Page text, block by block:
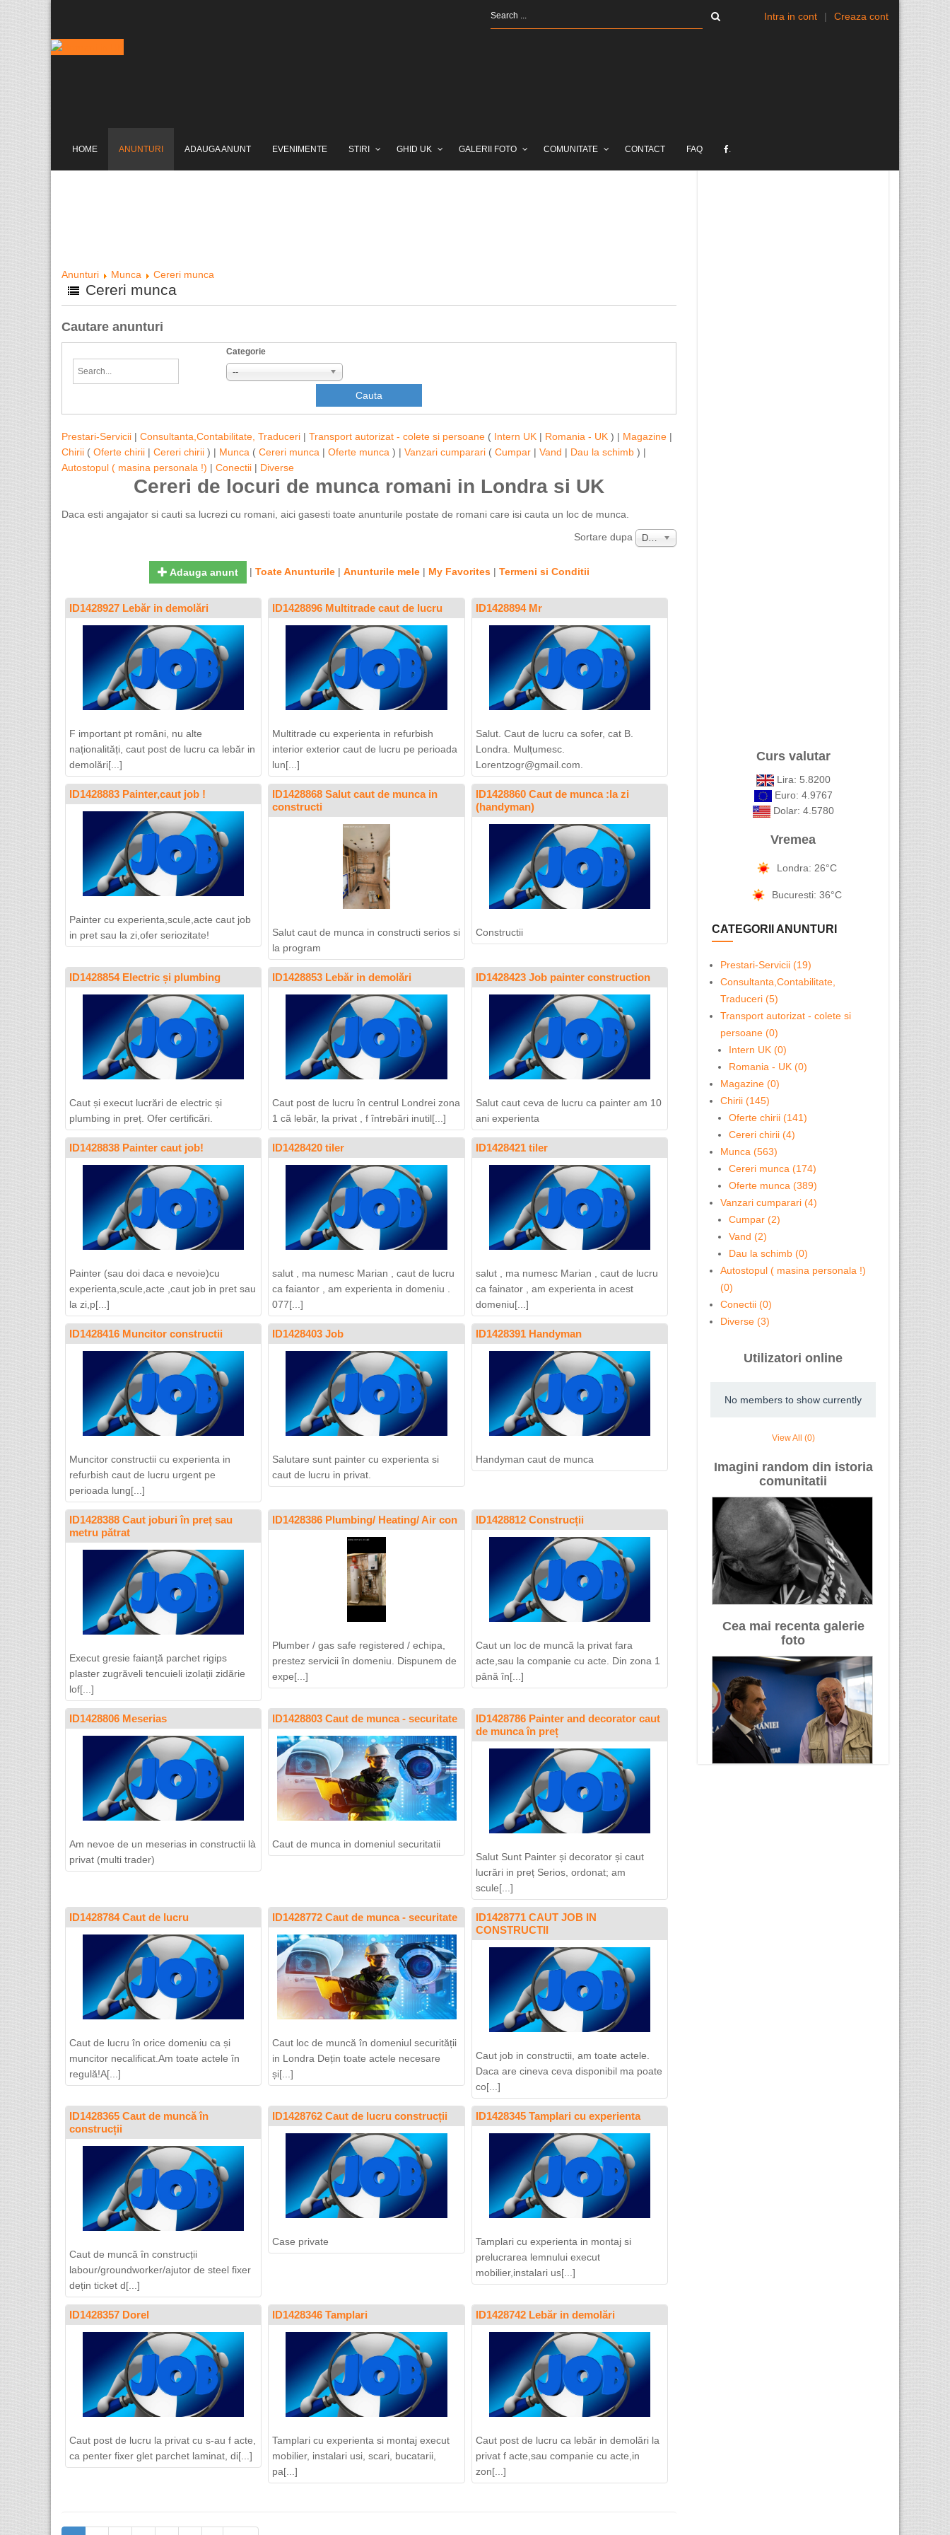
Intra in cont | Creaza cont
HOME ANUNTURI ADAUGA ANUNT EVENIMENTE STIRI GHID UK GALERII FOTO COMUNITATE CONTACT FAQ .
Anunturi Munca Cereri munca
Cereri munca
Cautare anunturi
Categorie
--
Prestari-Servicii | Consultanta,Contabilitate, Traduceri | Transport autorizat - colete si persoane ( Intern UK | Romania - UK ) | Magazine |
Chirii ( Oferte chirii | Cereri chirii ) | Munca ( Cereri munca | Oferte munca ) | Vanzari cumparari ( Cumpar | Vand | Dau la schimb ) |
Autostopul ( masina personala !) | Conectii | Diverse
Cereri de locuri de munca romani in Londra si UK
Daca esti angajator si cauti sa lucrezi cu romani, aici gasesti toate anunturile postate de romani care isi cauta un loc de munca.
Sortare dupa Data
Adauga anunt | Toate Anunturile| Anunturile mele| My Favorites| Termeni si Conditii
ID1428927 Lebăr in demolări
F important pt români, nu alte
naționalități, caut post de lucru ca lebăr in
demolări[...]
ID1428896 Multitrade caut de lucru
Multitrade cu experienta in refurbish
interior exterior caut de lucru pe perioada
lun[...]
ID1428894 Mr
Salut. Caut de lucru ca sofer, cat B.
Londra. Mulțumesc.
Lorentzogr@gmail.com
ID1428883 Painter,caut job !
Painter cu experienta,scule,acte caut job
in pret sau la zi,ofer seriozitate!
ID1428868 Salut caut de munca in
constructi
Salut caut de munca in constructi serios si
la program
ID1428860 Caut de munca :la zi
(handyman)
Constructii
ID1428854 Electric și plumbing
Caut și execut lucrări de electric și
plumbing in preț. Ofer certificări.
ID1428853 Lebăr in demolări
Caut post de lucru în centrul Londrei zona
1 că lebăr, la privat , f întrebări inutil[...]
ID1428423 Job painter construction
Salut caut ceva de lucru ca painter am 10
ani experienta
ID1428838 Painter caut job!
Painter (sau doi daca e nevoie)cu
experienta,scule,acte ,caut job in pret sau
la zi,p[...]
ID1428420 tiler
salut , ma numesc Marian , caut de lucru
ca faiantor , am experienta in domeniu .
077[...]
ID1428421 tiler
salut , ma numesc Marian , caut de lucru
ca fainator , am experienta in acest
domeniu[...]
ID1428416 Muncitor constructii
Muncitor constructii cu experienta in
refurbish caut de lucru urgent pe
perioada lung[...]
ID1428403 Job
Salutare sunt painter cu experienta si
caut de lucru in privat.
ID1428391 Handyman
Handyman caut de munca
ID1428388 Caut joburi în preț sau
metru pătrat
Execut gresie faianță parchet rigips
plaster zugrăveli tencuieli izolații zidărie
lof[...]
ID1428386 Plumbing/ Heating/ Air con
Plumber / gas safe registered / echipa,
prestez servicii în domeniu. Dispunem de
expe[...]
ID1428812 Construcții
Caut un loc de muncă la privat fara
acte,sau la companie cu acte. Din zona 1
până în[...]
ID1428806 Meserias
Am nevoe de un meserias in constructii là
privat (multi trader)
ID1428803 Caut de munca - securitate
Caut de munca in domeniul securitatii
ID1428786 Painter and decorator caut
de munca în preț
Salut Sunt Painter și decorator și caut
lucrări in preț Serios, ordonat; am
scule[...]
ID1428784 Caut de lucru
Caut de lucru în orice domeniu ca și
muncitor necalificat.Am toate actele în
regulă!A[...]
ID1428772 Caut de munca - securitate
Caut loc de muncă în domeniul securității
in Londra Dețin toate actele necesare
și[...]
ID1428771 CAUT JOB IN
CONSTRUCTII
Caut job in constructii, am toate actele.
Daca are cineva ceva disponibil ma poate
co[...]
ID1428365 Caut de muncă în
construcții
Caut de muncă în construcții
labour/groundworker/ajutor de steel fixer
dețin ticket d[...]
ID1428762 Caut de lucru construcții
Case private
ID1428345 Tamplari cu experienta
Tamplari cu experienta in montaj si
prelucrarea lemnului execut
mobilier,instalari us[...]
ID1428357 Dorel
Caut post de lucru la privat cu s-au f acte,
ca penter fixer glet parchet laminat, di[...]
ID1428346 Tamplari
Tamplari cu experienta si montaj execut
mobilier, instalari usi, scari, bucatarii,
pa[...]
ID1428742 Lebăr in demolări
Caut post de lucru ca lebăr in demolări la
privat f acte,sau companie cu acte,in
zon[...]
Curs valutar
Lira: 5.8200
Euro: 4.9767
Dolar: 4.5780
Vremea
Londra: 26°C
Bucuresti: 36°C
CATEGORII ANUNTURI
Prestari-Servicii (19)
Consultanta,Contabilitate,
Traduceri (5)
Transport autorizat - colete si
persoane (0)
Intern UK (0)
Romania - UK (0)
Magazine (0)
Chirii (145)
Oferte chirii (141)
Cereri chirii (4)
Munca (563)
Cereri munca (174)
Oferte munca (389)
Vanzari cumparari (4)
Cumpar (2)
Vand (2)
Dau la schimb (0)
Autostopul ( masina personala !)
(0)
Conectii (0)
Diverse (3)
Utilizatori online
No members to show currently
View All (0)
Imagini random din istoria
comunitatii
Cea mai recenta galerie
foto